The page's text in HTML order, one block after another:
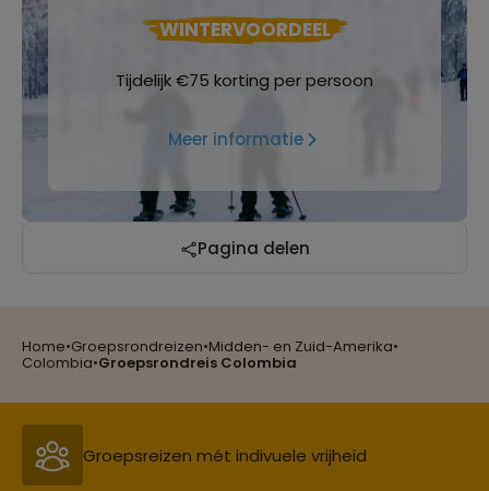
Home•Groepsrondreizen•Midden- en Zuid-Amerika•
Colombia•Groepsrondreis Colombia
WINTERVOORDEEL
Tijdelijk €75 korting per persoon
Meer informatie
Pagina delen
Reizen met oog voor mens, cultuur en milieu
Groepsreizen mét indivuele vrijheid
Persoonlijk en deskundig reisadvies